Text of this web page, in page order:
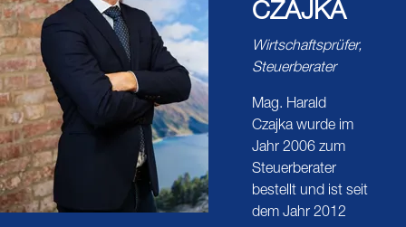
CZAJKA
Wirtschaftsprüfer,
Steuerberater
Mag. Harald
Czajka wurde im
Jahr 2006 zum
Steuerberater
bestellt und ist seit
dem Jahr 2012